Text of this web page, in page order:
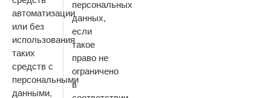
автоматизации
или без
использования
таких
средств с
персональными
данными,
персональных
данных,
если
такое
право не
ограничено
в